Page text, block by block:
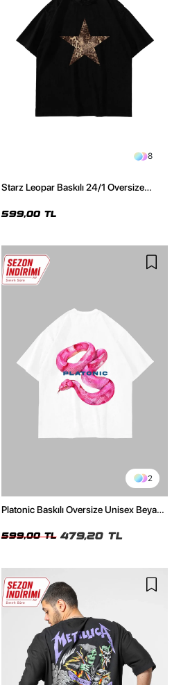
8
Starz Leopar Baskılı 24/1 Oversize
599,00 TL
2
Platonic Baskılı Oversize Unisex Beyaz
599,00 TL 479,20 TL